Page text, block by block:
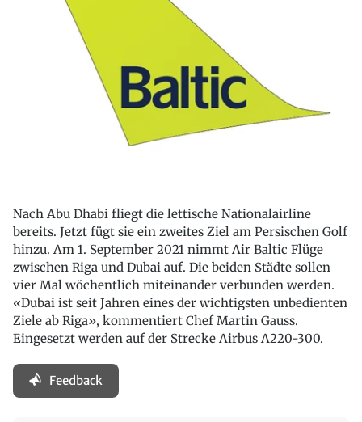
Nach Abu Dhabi fliegt die lettische Nationalairline
bereits. Jetzt fügt sie ein zweites Ziel am Persischen Golf
hinzu. Am 1. September 2021 nimmt Air Baltic Flüge
zwischen Riga und Dubai auf. Die beiden Städte sollen
vier Mal wöchentlich miteinander verbunden werden.
«Dubai ist seit Jahren eines der wichtigsten unbedienten
Ziele ab Riga», kommentiert Chef Martin Gauss.
Eingesetzt werden auf der Strecke Airbus A220-300.
Feedback